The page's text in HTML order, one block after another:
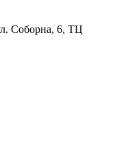
Соборна, 6, ТЦ